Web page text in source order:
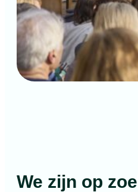
We zijn op